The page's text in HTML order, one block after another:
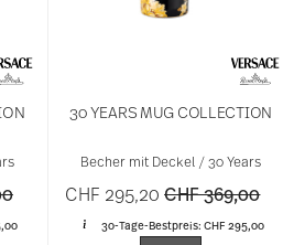
from
to
30 YEARS MUG COLLECTION
Becher mit Deckel / 30 Years
CHF 295,20Price reduced
CHF 369,00to
30-Tage-Bestpreis:CHF 295,00